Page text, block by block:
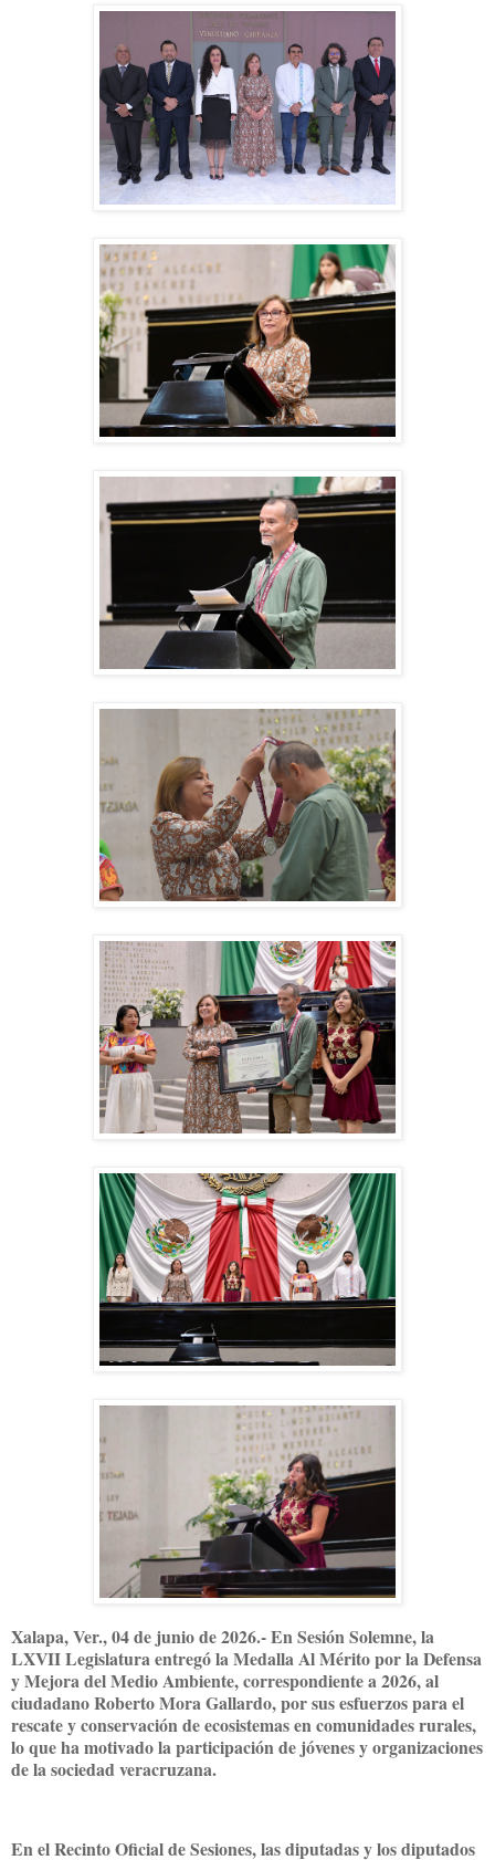
Xalapa, Ver., 04 de junio de 2026.- En Sesión Solemne, la
LXVII Legislatura entregó la Medalla Al Mérito por la Defensa
y Mejora del Medio Ambiente, correspondiente a 2026, al
ciudadano Roberto Mora Gallardo, por sus esfuerzos para el
rescate y conservación de ecosistemas en comunidades rurales,
lo que ha motivado la participación de jóvenes y organizaciones
de la sociedad veracruzana.
En el Recinto Oficial de Sesiones, las diputadas y los diputados